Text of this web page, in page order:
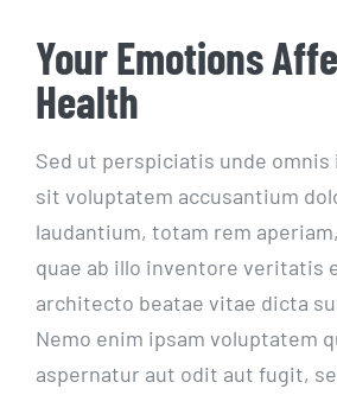
Your Emotions
Health
Sed ut perspiciatis unde
sit voluptatem accusantium
laudantium, totam rem
quae ab illo inventore veritatis
architecto beatae vitae dicta
Nemo enim ipsam voluptatem
aspernatur aut odit aut fugit,